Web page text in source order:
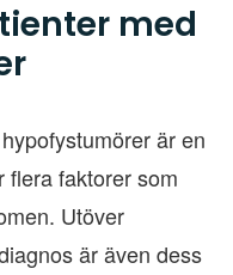
med
är en
flera faktorer som
Utöver
är även dess